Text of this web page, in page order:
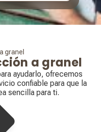
granel
a granel
ayudarlo, ofrecemos
confiable para que la
sencilla para ti.